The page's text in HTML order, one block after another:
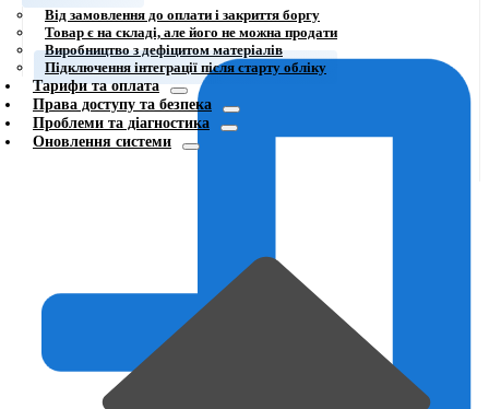
Від замовлення до оплати і закриття боргу
Товар є на складі, але його не можна продати
Виробництво з дефіцитом матеріалів
Підключення інтеграції після старту обліку
Тарифи та оплата
Права доступу та безпека
Проблеми та діагностика
Оновлення системи